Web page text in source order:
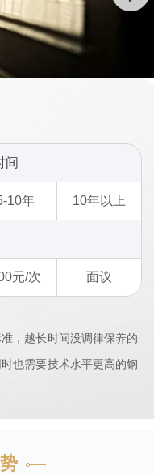
间
10年 10年以上
元/次 面议
，越长时间没调律保养的
也需要技术水平更高的钢